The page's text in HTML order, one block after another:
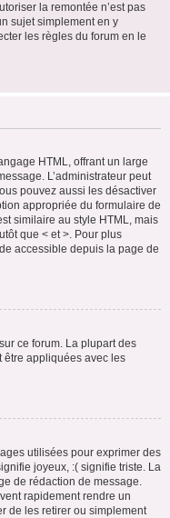
la remontée n’est pas
sujet simplement en y
les règles du forum en le
HTML, offrant un large
L’administrateur peut
pouvez aussi les désactiver
appropriée du formulaire de
similaire au style HTML, mais
que < et >. Pour plus
accessible depuis la page de
ce forum. La plupart des
être appliquées avec les
utilisées pour exprimer des
joyeux, :( signifie triste. La
de rédaction de message.
rapidement rendre un
de les retirer ou simplement